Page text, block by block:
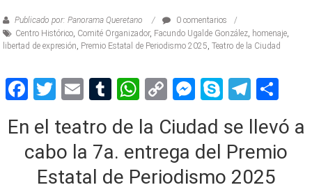
Publicado por: Panorama Queretano
0 comentarios
Centro Histórico Comité Organizador, Facundo Ugalde González homenaje
libertad de expresión Premio Estatal de Periodismo 2025 ,Teatro de la Ciudad
Facebook
Twitter
EmailTumblr
WhatsApp
CopyMessenger
Skype
En el teatro de la Ciudad se llevó a
cabo la 7a. entrega del Premio
Estatal de Periodismo 2025